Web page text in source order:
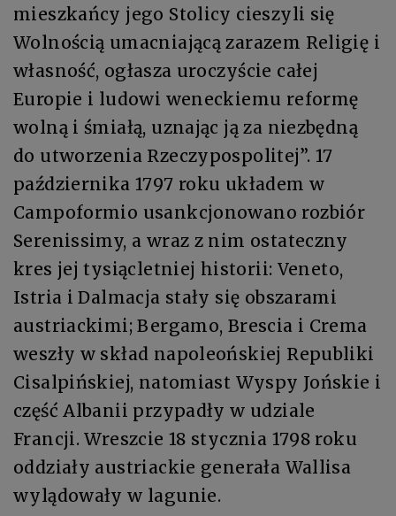
mieszkańcy jego Stolicy cieszyli się
Wolnością umacniającą zarazem Religię i
własność, ogłasza uroczyście całej
Europie i ludowi weneckiemu reformę
wolną i śmiałą, uznając ją za niezbędną
do utworzenia Rzeczypospolitej”. 17
października 1797 roku układem w
Campoformio usankcjonowano rozbiór
Serenissimy, a wraz z nim ostateczny
kres jej tysiącletniej historii: Veneto,
Istria i Dalmacja stały się obszarami
austriackimi; Bergamo, Brescia i Crema
weszły w skład napoleońskiej Republiki
Cisalpińskiej, natomiast Wyspy Jońskie i
część Albanii przypadły w udziale
Francji. Wreszcie 18 stycznia 1798 roku
oddziały austriackie generała Wallisa
wylądowały w lagunie.